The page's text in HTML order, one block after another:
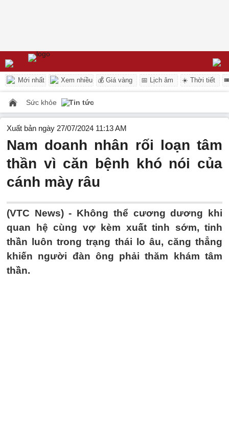
Mới nhất Xem nhiều 💰 Giá vàng 📅 Lịch âm ☀️ Thời tiết
Sức khỏe Tin tức
Xuất bản ngày 27/07/2024 11:13 AM
Nam doanh nhân rối loạn tâm
thần vì căn bệnh khó nói của
cánh mày râu
(VTC News) - Không thể cương dương khi
quan hệ cùng vợ kèm xuất tinh sớm, tinh
thần luôn trong trạng thái lo âu, căng thẳng
khiến người đàn ông phải thăm khám tâm
thần.